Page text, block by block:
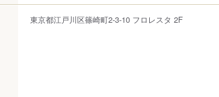
東京都江戸川区篠崎町2-3-10 フロレスタ 2F